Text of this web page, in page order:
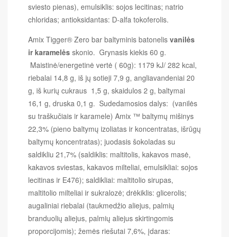
sviesto pienas), emulsiklis: sojos lecitinas; natrio
chloridas; antioksidantas: D-alfa tokoferolis.
Amix Tigger® Zero bar baltyminis batonelis vanilės
ir karamelės skonio. Grynasis kiekis 60 g.
Maistinė/energetinė vertė ( 60g): 1179 kJ/ 282 kcal,
riebalai 14,8 g, iš jų sotieji 7,9 g, angliavandeniai 20
g, iš kurių cukraus 1,5 g, skaidulos 2 g, baltymai
16,1 g, druska 0,1 g. Sudedamosios dalys: (vanilės
su traškučiais ir karamele) Amix ™ baltymų mišinys
22,3% (pieno baltymų izoliatas ir koncentratas, išrūgų
baltymų koncentratas); juodasis šokoladas su
saldikliu 21,7% (saldiklis: maltitolis, kakavos masė,
kakavos sviestas, kakavos milteliai, emulsikliai: sojos
lecitinas ir E476); saldikliai: maltitolio sirupas,
maltitolio milteliai ir sukralozė; drėkiklis: glicerolis;
augaliniai riebalai (taukmedžio aliejus, palmių
branduolių aliejus, palmių aliejus skirtingomis
proporcijomis); žemės riešutai 7,6%, įdaras: